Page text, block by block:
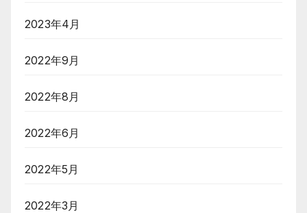
2023年4月
2022年9月
2022年8月
2022年6月
2022年5月
2022年3月